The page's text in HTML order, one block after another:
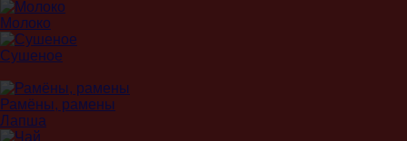
Молоко
Сушеное
Рамёны, рамены
Лапша